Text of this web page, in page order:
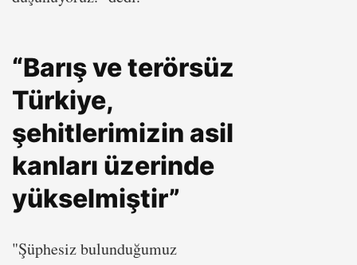
“Barış ve terörsüz
Türkiye,
şehitlerimizin asil
kanları üzerinde
yükselmiştir”
"Şüphesiz bulunduğumuz